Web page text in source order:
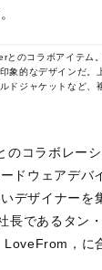
とのコラボアイテム
象的なデザインだ。
ドジャケットなど、
のコラボレー
ドウェアデバ
デザイナーを
長であるタン
，に